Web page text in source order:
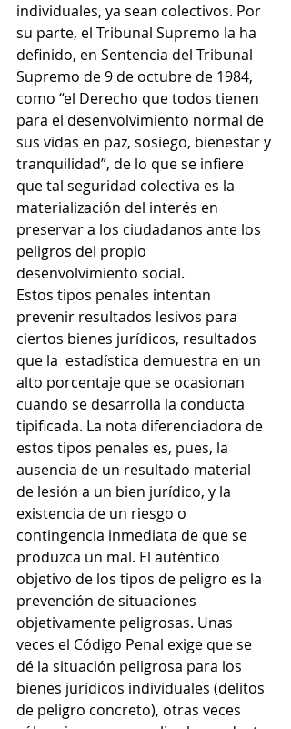
individuales, ya sean colectivos. Por
su parte, el Tribunal Supremo la ha
definido, en Sentencia del Tribunal
Supremo de 9 de octubre de 1984,
como “el Derecho que todos tienen
para el desenvolvimiento normal de
sus vidas en paz, sosiego, bienestar y
tranquilidad”, de lo que se infiere
que tal seguridad colectiva es la
materialización del interés en
preservar a los ciudadanos ante los
peligros del propio
desenvolvimiento social.
Estos tipos penales intentan
prevenir resultados lesivos para
ciertos bienes jurídicos, resultados
que la  estadística demuestra en un
alto porcentaje que se ocasionan
cuando se desarrolla la conducta
tipificada. La nota diferenciadora de
estos tipos penales es, pues, la
ausencia de un resultado material
de lesión a un bien jurídico, y la
existencia de un riesgo o
contingencia inmediata de que se
produzca un mal. El auténtico
objetivo de los tipos de peligro es la
prevención de situaciones
objetivamente peligrosas. Unas
veces el Código Penal exige que se
dé la situación peligrosa para los
bienes jurídicos individuales (delitos
de peligro concreto), otras veces